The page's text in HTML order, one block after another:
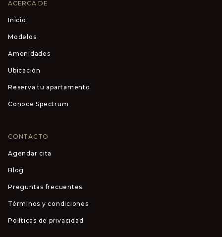
ACERCA DE
Inicio
Modelos
Amenidades
Ubicación
Reserva tu apartamento
Conoce Spectrum
CONTACTO
Agendar cita
Blog
Preguntas frecuentes
Términos y condiciones
Políticas de privacidad